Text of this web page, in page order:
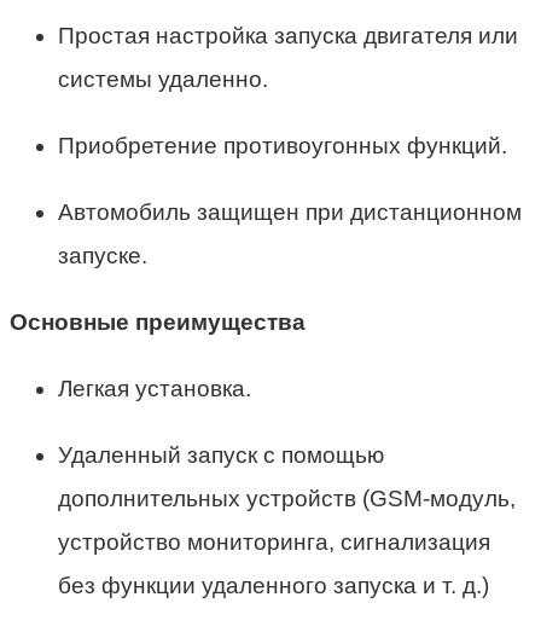
Простая настройка запуска двигателя или
системы удаленно.
Приобретение противоугонных функций.
Автомобиль защищен при дистанционном
запуске.
Основные преимущества
Легкая установка.
Удаленный запуск с помощью
дополнительных устройств (GSM-модуль,
устройство мониторинга, сигнализация
без функции удаленного запуска и т. д.)